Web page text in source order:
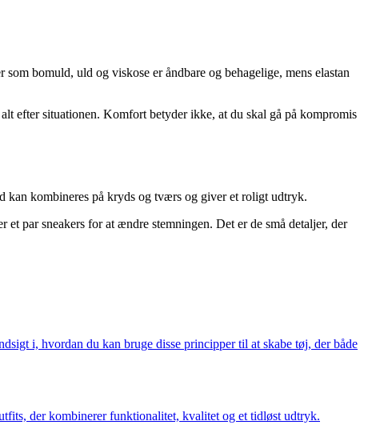
bomuld, uld og viskose er åndbare og behagelige, mens elastan
efter situationen. Komfort betyder ikke, at du skal gå på kompromis
kan kombineres på kryds og tværs og giver et roligt udtryk.
par sneakers for at ændre stemningen. Det er de små detaljer, der
i, hvordan du kan bruge disse principper til at skabe tøj, der både
der kombinerer funktionalitet, kvalitet og et tidløst udtryk.